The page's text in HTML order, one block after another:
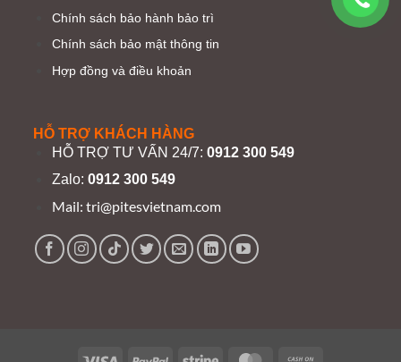
Chính sách bảo hành bảo trì
Chính sách bảo mật thông tin
Hợp đồng và điều khoản
HỖ TRỢ KHÁCH HÀNG
HỖ TRỢ TƯ VẤN 24/7:0912 300 549
Zalo:0912 300 549
Mail:tri@pitesvietnam.com